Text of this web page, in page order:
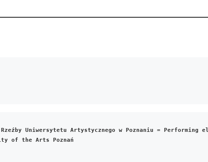
Uniwersytetu Artystycznego w Poznaniu = Performing
of the Arts Poznań